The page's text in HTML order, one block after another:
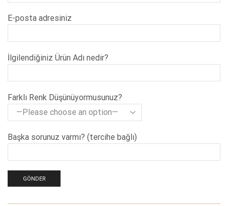
E-posta adresiniz
İlgilendiğiniz Ürün Adı nedir?
Farklı Renk Düşünüyormusunuz?
Başka sorunuz varmı? (tercihe bağlı)